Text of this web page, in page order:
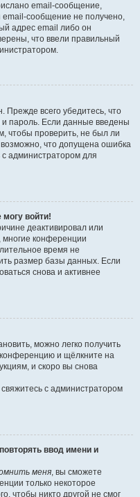
email-сообщение,
email-сообщение не получено,
адрес email либо он
что ввели правильный
Прежде всего убедитесь, что
пароль. Если данные введены
чтобы проверить, не был ли
что допущена ошибка
администратором для
могу войти!
деактивировал или
многие конференции
время не
размер базы данных. Если
снова и активнее
можно легко получить
и щёлкните на
и скоро вы снова
с администратором
ввод имени и
меня, вы сможете
только некоторое
чтобы никто другой не смог